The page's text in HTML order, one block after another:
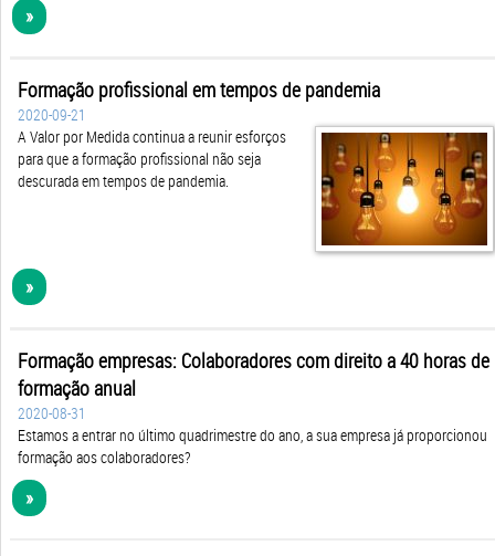
»
Formação profissional em tempos de pandemia
2020-09-21
A Valor por Medida continua a reunir esforços
para que a formação profissional não seja
descurada em tempos de pandemia.
»
Formação empresas: Colaboradores com direito a 40 horas de
formação anual
2020-08-31
Estamos a entrar no último quadrimestre do ano, a sua empresa já proporcionou
formação aos colaboradores?
»